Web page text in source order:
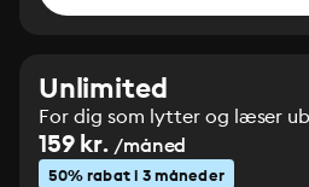
Unlimited
For dig som lytter og læser
159 kr. /måned
50% rabat i 3 måneder